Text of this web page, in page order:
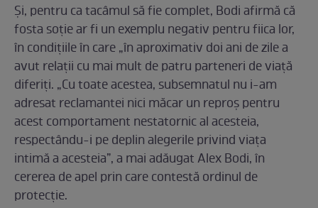
Și, pentru ca tacâmul să fie complet, Bodi afirmă că
fosta soție ar fi un exemplu negativ pentru fiica lor,
în condițiile în care „în aproximativ doi ani de zile a
avut relații cu mai mult de patru parteneri de viață
diferiți. „Cu toate acestea, subsemnatul nu i-am
adresat reclamantei nici măcar un reproș pentru
acest comportament nestatornic al acesteia,
respectându-i pe deplin alegerile privind viața
intimă a acesteia”, a mai adăugat Alex Bodi, în
cererea de apel prin care contestă ordinul de
protecție.